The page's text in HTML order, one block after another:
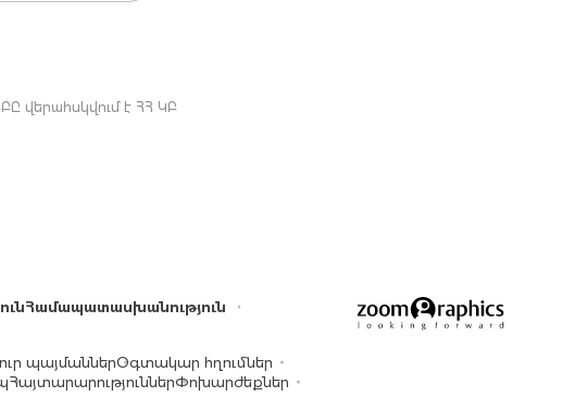
վերահսկվում է ՀՀ ԿԲ
Համապատասխանություն
պայմաններՕգտակար հղումներ
ՀայտարարություններՓոխարժեքներ